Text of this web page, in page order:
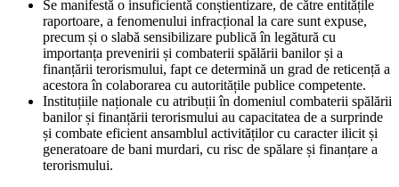
Se manifestă o insuficientă conștientizare, de către entitățile
raportoare, a fenomenului infracțional la care sunt expuse,
precum și o slabă sensibilizare publică în legătură cu
importanța prevenirii și combaterii spălării banilor și a
finanțării terorismului, fapt ce determină un grad de reticență a
acestora în colaborarea cu autoritățile publice competente.
Instituțiile naționale cu atribuții în domeniul combaterii spălării
banilor și finanțării terorismului au capacitatea de a surprinde
și combate eficient ansamblul activităților cu caracter ilicit și
generatoare de bani murdari, cu risc de spălare și finanțare a
terorismului.